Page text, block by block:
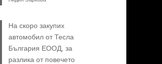
На скоро закупих
автомобил от Тесла
България ЕООД, за
разлика от повечето